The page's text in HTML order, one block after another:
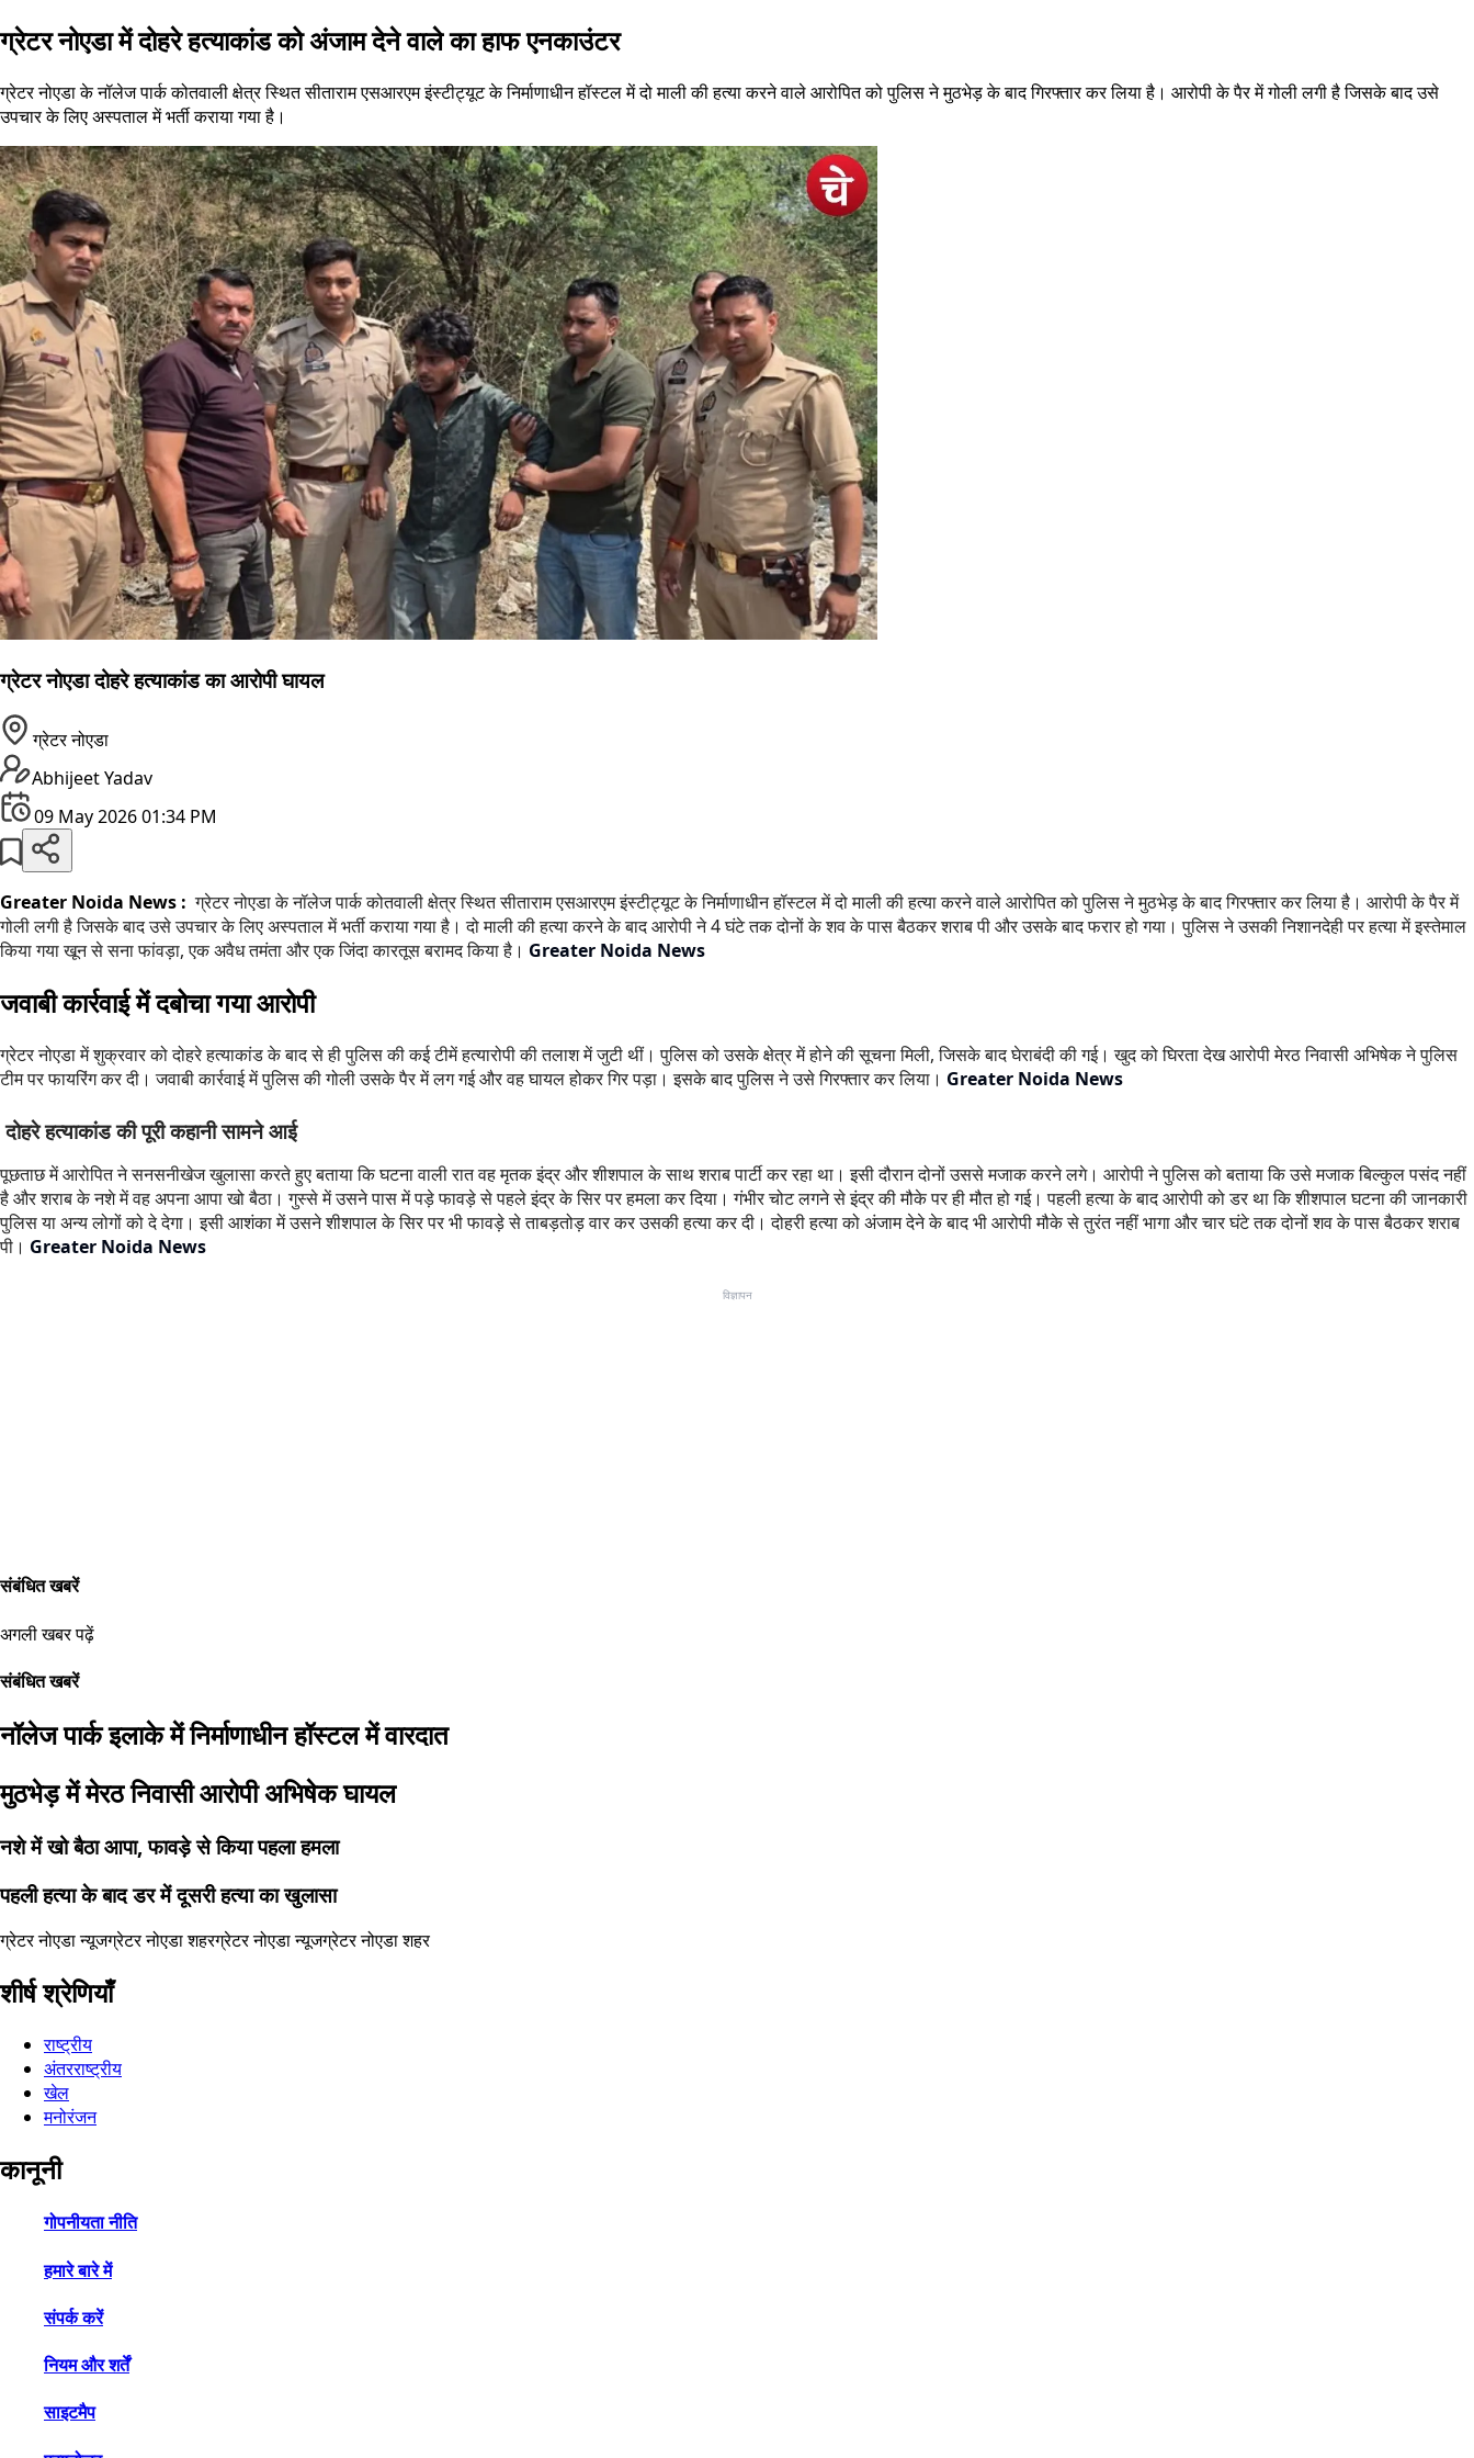
ग्रेटर नोएडा में दोहरे हत्याकांड को अंजाम देने वाले का हाफ एनकाउंटर
ग्रेटर नोएडा के नॉलेज पार्क कोतवाली क्षेत्र स्थित सीताराम एसआरएम इंस्टीट्यूट के निर्माणाधीन हॉस्टल में दो माली की हत्या करने वाले आरोपित को पुलिस ने मुठभेड़ के बाद गिरफ्तार कर लिया है। आरोपी के पैर में गोली लगी है जिसके बाद उसे
उपचार के लिए अस्पताल में भर्ती कराया गया है।
ग्रेटर नोएडा दोहरे हत्याकांड का आरोपी घायल
ग्रेटर नोएडा
Abhijeet Yadav
09 May 2026 01:34 PM
Greater Noida News : ग्रेटर नोएडा के नॉलेज पार्क कोतवाली क्षेत्र स्थित सीताराम एसआरएम इंस्टीट्यूट के निर्माणाधीन हॉस्टल में दो माली की हत्या करने वाले आरोपित को पुलिस ने मुठभेड़ के बाद गिरफ्तार कर लिया है। आरोपी के पैर में
गोली लगी है जिसके बाद उसे उपचार के लिए अस्पताल में भर्ती कराया गया है। दो माली की हत्या करने के बाद आरोपी ने 4 घंटे तक दोनों के शव के पास बैठकर शराब पी और उसके बाद फरार हो गया। पुलिस ने उसकी निशानदेही पर हत्या में इस्तेमाल
किया गया खून से सना फांवड़ा, एक अवैध तमंता और एक जिंदा कारतूस बरामद किया है। Greater Noida News
जवाबी कार्रवाई में दबोचा गया आरोपी
ग्रेटर नोएडा में शुक्रवार को दोहरे हत्याकांड के बाद से ही पुलिस की कई टीमें हत्यारोपी की तलाश में जुटी थीं। पुलिस को उसके क्षेत्र में होने की सूचना मिली, जिसके बाद घेराबंदी की गई। खुद को घिरता देख आरोपी मेरठ निवासी अभिषेक ने पुलिस
टीम पर फायरिंग कर दी। जवाबी कार्रवाई में पुलिस की गोली उसके पैर में लग गई और वह घायल होकर गिर पड़ा। इसके बाद पुलिस ने उसे गिरफ्तार कर लिया। Greater Noida News
दोहरे हत्याकांड की पूरी कहानी सामने आई
पूछताछ में आरोपित ने सनसनीखेज खुलासा करते हुए बताया कि घटना वाली रात वह मृतक इंद्र और शीशपाल के साथ शराब पार्टी कर रहा था। इसी दौरान दोनों उससे मजाक करने लगे। आरोपी ने पुलिस को बताया कि उसे मजाक बिल्कुल पसंद नहीं
है और शराब के नशे में वह अपना आपा खो बैठा। गुस्से में उसने पास में पड़े फावड़े से पहले इंद्र के सिर पर हमला कर दिया। गंभीर चोट लगने से इंद्र की मौके पर ही मौत हो गई। पहली हत्या के बाद आरोपी को डर था कि शीशपाल घटना की जानकारी
पुलिस या अन्य लोगों को दे देगा। इसी आशंका में उसने शीशपाल के सिर पर भी फावड़े से ताबड़तोड़ वार कर उसकी हत्या कर दी। दोहरी हत्या को अंजाम देने के बाद भी आरोपी मौके से तुरंत नहीं भागा और चार घंटे तक दोनों शव के पास बैठकर शराब
पी। Greater Noida News
विज्ञापन
संबंधित खबरें
अगली खबर पढ़ें
संबंधित खबरें
नॉलेज पार्क इलाके में निर्माणाधीन हॉस्टल में वारदात
मुठभेड़ में मेरठ निवासी आरोपी अभिषेक घायल
नशे में खो बैठा आपा, फावड़े से किया पहला हमला
पहली हत्या के बाद डर में दूसरी हत्या का खुलासा
ग्रेटर नोएडा न्यूजग्रेटर नोएडा शहरग्रेटर नोएडा न्यूजग्रेटर नोएडा शहर
शीर्ष श्रेणियाँ
राष्ट्रीय
अंतरराष्ट्रीय
खेल
मनोरंजन
कानूनी
गोपनीयता नीति
हमारे बारे में
संपर्क करें
नियम और शर्तें
साइटमैप